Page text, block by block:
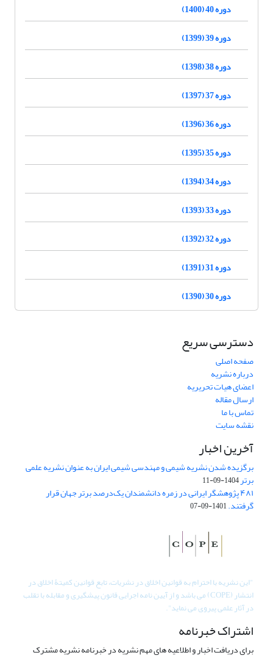
دوره 40 (1400)
دوره 39 (1399)
دوره 38 (1398)
دوره 37 (1397)
دوره 36 (1396)
دوره 35 (1395)
دوره 34 (1394)
دوره 33 (1393)
دوره 32 (1392)
دوره 31 (1391)
دوره 30 (1390)
دسترسی سریع
صفحه اصلی
درباره نشریه
اعضای هیات تحریریه
ارسال مقاله
تماس با ما
نقشه سایت
آخرین اخبار
برگزیده شدن نشریه شیمی و مهندسی شیمی ایران به عنوان نشریه علمی
برتر1404-09-11
۴۸۱ پژوهشگر ایرانی در زمره دانشمندان یک‌درصد برتر جهان قرار
گرفتند.1401-09-07
"این نشریه با احترام به قوانین اخلاق در نشریات، تابع قوانین کمیتۀ اخلاق در
انتشار (COPE) می باشد و از آیین نامه اجرایی قانون پیشگیری و مقابله با تقلب
در آثار علمی پیروی می نماید".
اشتراک خبرنامه
برای دریافت اخبار و اطلاعیه های مهم نشریه در خبرنامه نشریه مشترک